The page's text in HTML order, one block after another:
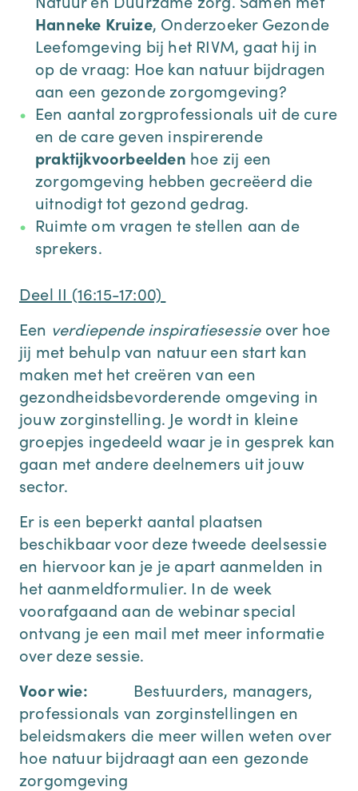
Hanneke Kruize, Onderzoeker Gezonde
Leefomgeving bij het RIVM, gaat hij in
op de vraag: Hoe kan natuur bijdragen
aan een gezonde zorgomgeving?
Een aantal zorgprofessionals uit de cure
en de care geven inspirerende
praktijkvoorbeelden hoe zij een
zorgomgeving hebben gecreëerd die
uitnodigt tot gezond gedrag.
Ruimte om vragen te stellen aan de
sprekers.
Deel II (16:15-17:00)
Een verdiepende inspiratiesessieover hoe
jij met behulp van natuur een start kan
maken met het creëren van een
gezondheidsbevorderende omgeving in
jouw zorginstelling. Je wordt in kleine
groepjes ingedeeld waar je in gesprek kan
gaan met andere deelnemers uit jouw
sector.
Er is een beperkt aantal plaatsen
beschikbaar voor deze tweede deelsessie
en hiervoor kan je je apart aanmelden in
het aanmeldformulier. In de week
voorafgaand aan de webinar special
ontvang je een mail met meer informatie
over deze sessie.
Voor wie: Bestuurders, managers,
professionals van zorginstellingen en
beleidsmakers die meer willen weten over
hoe natuur bijdraagt aan een gezonde
zorgomgeving